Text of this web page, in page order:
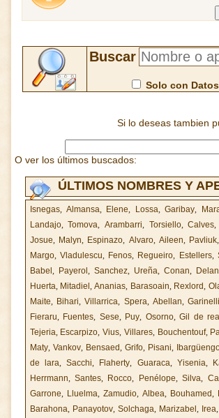
Buscar
Solo con
Si lo deseas tambien
O ver los últimos buscados:
ÚLTIMOS NOMBRES Y
Isnegas, Almansa, Elene, Lossa,Garibay,
Landajo,Tomova, Arambarri, Torsiello,Calves,
Josue, Malyn, Espinazo, Alvaro, Aileen, Pavliuk,
Margo, Vladulescu, Fenos, Regueiro, Estellers,
Babel , Payerol , Sanchez, Ureña, Conan,
Huerta, Mitadiel ,Ananias, Barasoain, Rexlord,
Maite, Bihari,Villarrica, Spera,Abellan,
Fieraru, Fuentes, Sese, Puy, Osorno, Gil de real
Tejeria, Escarpizo,Vius, Villares, Bouchentouf,
Maty, Vankov, Bensaed, Grifo, Pisani,
de lara, Sacchi, Flaherty, Guaraca, Yisenia,
Herrmann, Santes, Rocco, Penélope,Silva,
Garrone, Lluelma, Zamudio,Albea, Bouhamed,
Barahona, Panayotov, Solchaga, Marizabel, Irea